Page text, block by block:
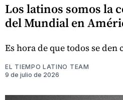
Los latinos somos la
del Mundial en
Es hora de que todos se den
EL TIEMPO LATINO TEAM
9 de julio de 2026